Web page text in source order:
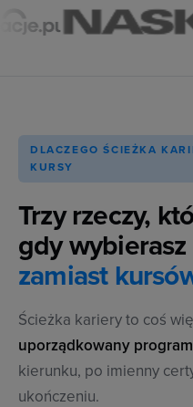
DLACZEGO ŚCIEŻKA
KURSY
Trzy rzeczy,
gdy wybierasz
zamiast
Ścieżka kariery to coś
uporządkowany
kierunku, po imienny
ukończeniu.